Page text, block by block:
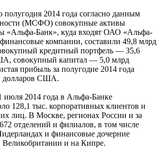
полугодия 2014 года согласно данным
(МСФО) совокупные активы
«Альфа-Банк», куда входят ОАО «Альфа-
компании, составили 49,8 млрд
кредитный портфель — 35,6
совокупный капитал — 5,0 млрд
прибыль за полугодие 2014 года
долларов США.
июля 2014 года в Альфа-Банке
128,1 тыс. корпоративных клиентов и
лиц. В Москве, регионах России и за
отделений и филиалов, в том числе
и финансовые дочерние
и на Кипре.